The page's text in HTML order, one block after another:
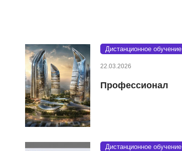
Дистанционное обучение
22.03.2026
Профессионал
Дистанционное обучение